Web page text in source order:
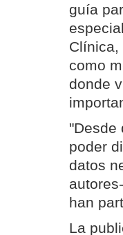
guía
Clínica,
como
donde
"Desde
poder
datos
han
La